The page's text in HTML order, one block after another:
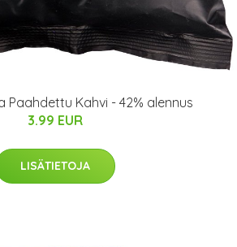
Paahdettu Kahvi - 42% alennus
3.99 EUR
LISÄTIETOJA